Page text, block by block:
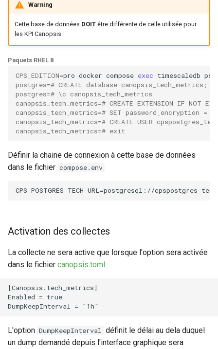
Warning
Cette base de données DOITêtre différente de celle utilisée pour
les KPI Canopsis.
Paquets RHEL 8
CPS_EDITION=pro docker compose exec timescaledb
postgres=# CREATE database canopsis_tech_metrics;
postgres=# \c canopsis_tech_metrics
canopsis_tech_metrics=# CREATE EXTENSION IF NOT
canopsis_tech_metrics=# SET password_encryption =
canopsis_tech_metrics=# CREATE USER
canopsis_tech_metrics=# exit
Définir la chaine de connexion à cette base de données
dans le fichier compose.env
Activation des collectes
La collecte ne sera active que lorsque l'option sera activée
dans le fichier canopsis.toml
[Canopsis.tech_metrics]
Enabled = true
L'option DumpKeepInterval définit le délai au dela duquel
un dump demandé depuis l'interface graphique sera